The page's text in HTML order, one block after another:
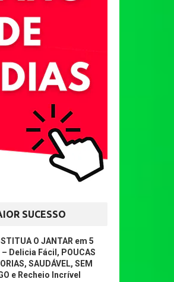
SUCESSO
O JANTAR em 5
– Delicia Fácil, POUCAS
SAUDÁVEL, SEM
e Recheio Incrível